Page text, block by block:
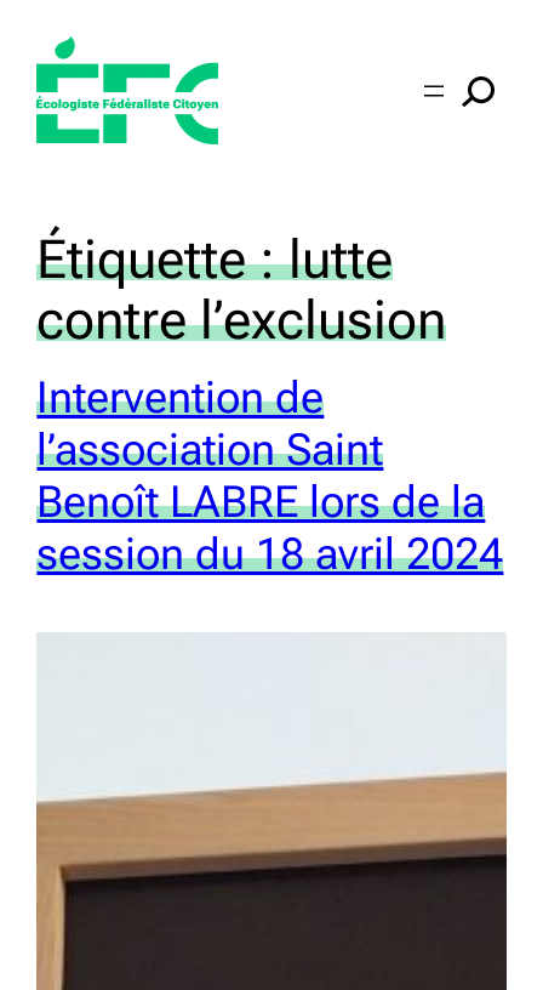
contenu
Étiquette :lutte
contre l’exclusion
Intervention de
l’association Saint
Benoît LABRE lors de la
session du 18 avril 2024